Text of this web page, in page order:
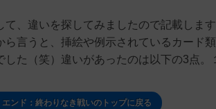
、違いを探してみましたので記載しま
言うと、挿絵や例示されているカード
た（笑）違いがあったのは以下の3点。
ンド：終わりなき戦いのトップに戻る